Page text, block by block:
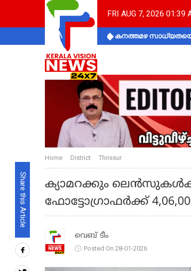
FRI AUG 7, 2026 01:39
കനത്തമഴ സാധ്യതയെ
Share this Article
Home District Thrissur
ക്യാമറക്കും
ഫോട്ടോഗ്രാഫർക്ക്
വെബ് ടീം
Posted On 28-01-2026